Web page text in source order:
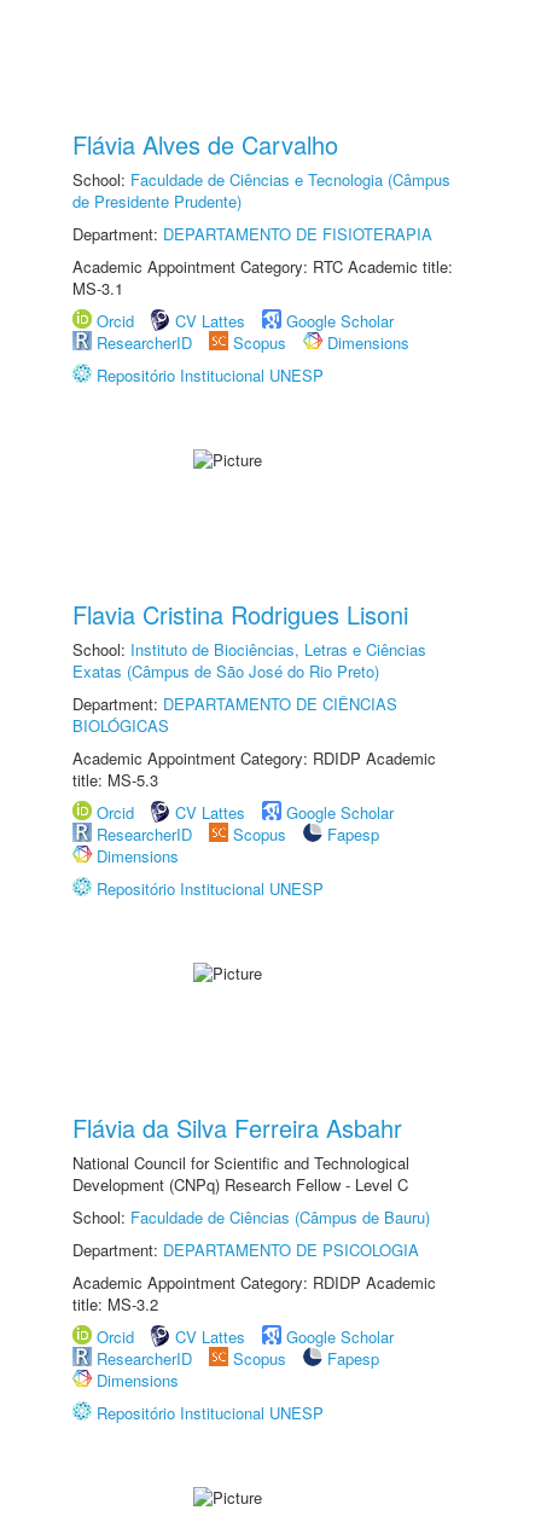
Flávia Alves de Carvalho
School: Faculdade de Ciências e Tecnologia (Câmpus
de Presidente Prudente)
Department: DEPARTAMENTO DE FISIOTERAPIA
Academic Appointment Category: RTC Academic title:
MS-3.1
Orcid
CV Lattes
Google Scholar
ResearcherID
Scopus
Dimensions
Repositório Institucional UNESP
Flavia Cristina Rodrigues Lisoni
School: Instituto de Biociências, Letras e Ciências
Exatas (Câmpus de São José do Rio Preto)
Department: DEPARTAMENTO DE CIÊNCIAS
BIOLÓGICAS
Academic Appointment Category: RDIDP Academic
title: MS-5.3
Orcid
CV Lattes
Google Scholar
ResearcherID
Scopus
Fapesp
Dimensions
Repositório Institucional UNESP
Flávia da Silva Ferreira Asbahr
National Council for Scientific and Technological
Development (CNPq) Research Fellow - Level C
School: Faculdade de Ciências (Câmpus de Bauru)
Department: DEPARTAMENTO DE PSICOLOGIA
Academic Appointment Category: RDIDP Academic
title: MS-3.2
Orcid
CV Lattes
Google Scholar
ResearcherID
Scopus
Fapesp
Dimensions
Repositório Institucional UNESP